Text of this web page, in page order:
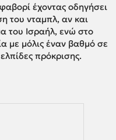
έχοντας οδηγήσει
του νταμπλ, αν και
του Ισραήλ, ενώ στο
με μόλις έναν βαθμό σε
πρόκρισης.